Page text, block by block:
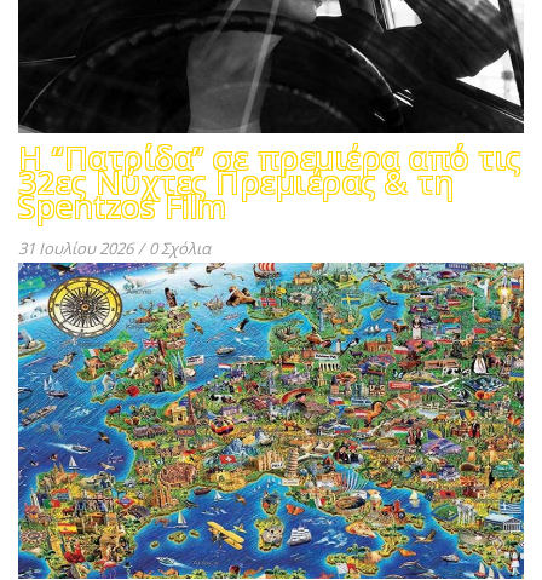
Η “Πατρίδα” σε πρεμιέρα από τις
32ες Νύχτες Πρεμιέρας & τη
Spentzos Film
31 Ιουλίου 2026 / 0 Σχόλια